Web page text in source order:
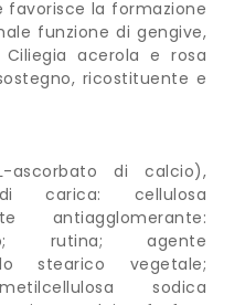
favorisce la formazione
funzione di gengive,
acerola e rosa
ricostituente e
ascorbato di calcio),
carica: cellulosa
antiagglomerante:
rutina; agente
stearico vegetale;
sodica